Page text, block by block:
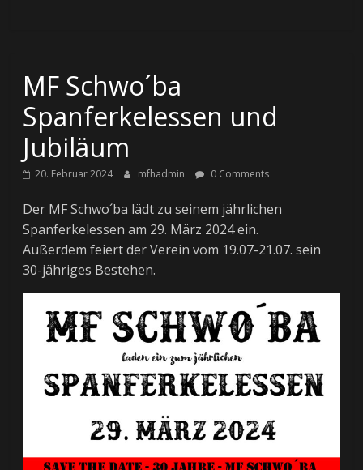
MF Schwo´ba
Spanferkelessen und
Jubiläum
20. Februar 2024 mfhadmin 0 Comments
Der MF Schwo´ba lädt zu seinem jährlichen
Spanferkelessen am 29. März 2024 ein.
Außerdem feiert der Verein vom 19.07-21.07. sein
30-jähriges Bestehen.